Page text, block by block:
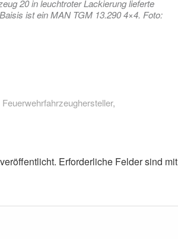
20 in leuchtroter Lackierung lieferte
ist ein MAN TGM 13.290 4×4. Foto:
Feuerwehrfahrzeughersteller,
Erforderliche Felder sind mit